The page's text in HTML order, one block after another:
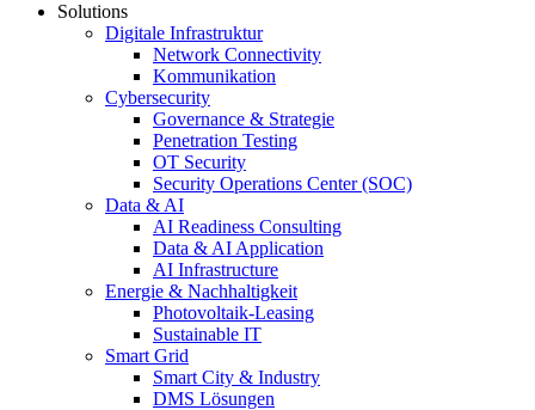
Solutions
Digitale Infrastruktur
Network Connectivity
Kommunikation
Cybersecurity
Governance & Strategie
Penetration Testing
OT Security
Security Operations Center (SOC)
Data & AI
AI Readiness Consulting
Data & AI Application
AI Infrastructure
Energie & Nachhaltigkeit
Photovoltaik-Leasing
Sustainable IT
Smart Grid
Smart City & Industry
DMS Lösungen